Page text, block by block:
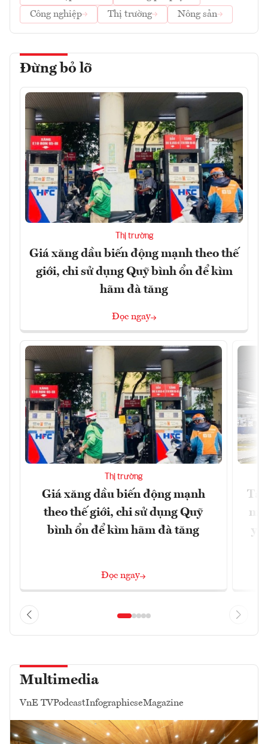
Công nghiệp
Thị trường Nông sản
Đừng bỏ lỡ
Thị trường
Giá xăng dầu biến động mạnh theo thế
giới, chi sử dụng Quỹ bình ổn để kìm
hãm đà tăng
Đọc ngay
Thị trường
Giá xăng dầu biến động mạnh
theo thế giới, chi sử dụng Quỹ
bình ổn để kìm hãm đà tăng
Đọc ngay
Multimedia
VnE TVPodcastInfographicseMagazine